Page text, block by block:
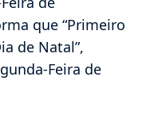
que “Primeiro
de Natal”,
Feira de